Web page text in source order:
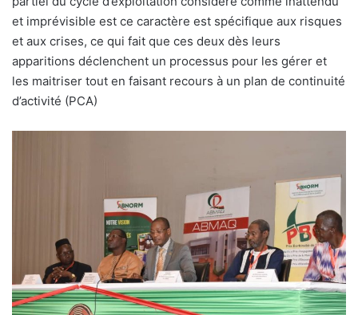
et imprévisible est ce caractère est spécifique aux risques
et aux crises, ce qui fait que ces deux dès leurs
apparitions déclenchent un processus pour les gérer et
les maitriser tout en faisant recours à un plan de continuité
d’activité (PCA)